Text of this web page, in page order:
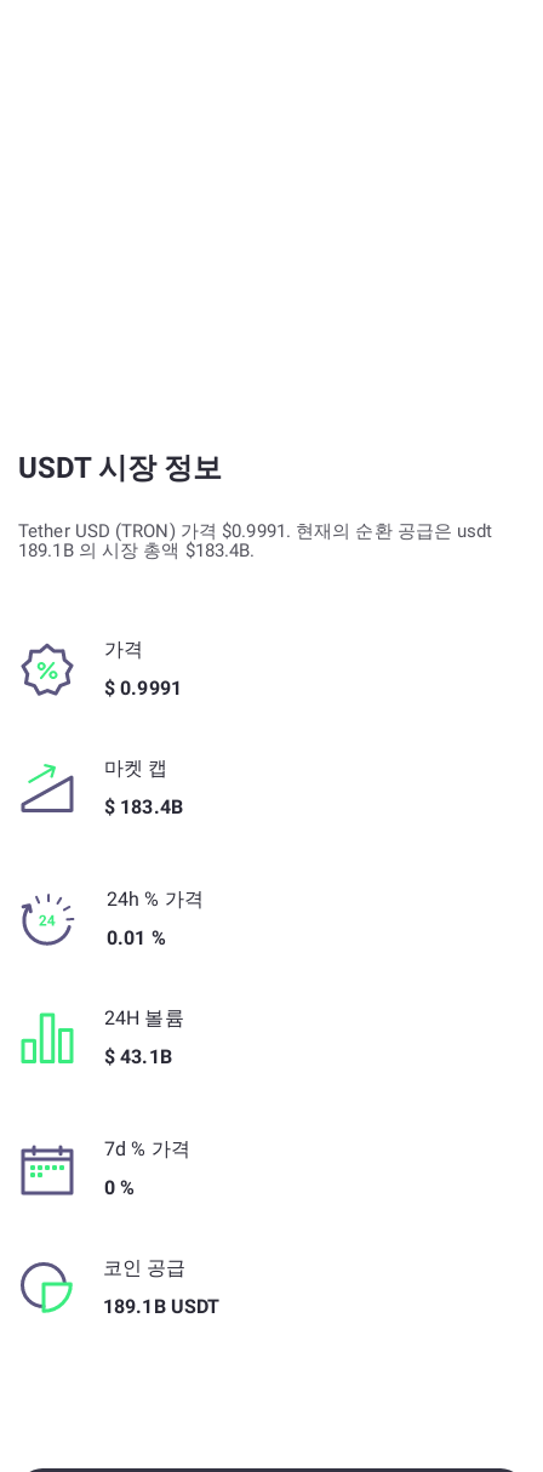
USDT 시장 정보
Tether USD (TRON) 가격 $0.9991. 현재의 순환 공급은 usdt
189.1B 의 시장 총액 $183.4B.
가격
$ 0.9991
마켓 캡
$ 183.4B
24h % 가격
0.01 %
24H 볼륨
$ 43.1B
7d % 가격
0 %
코인 공급
189.1B USDT